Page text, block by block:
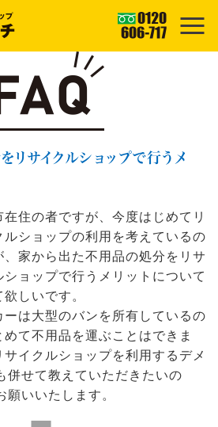
リサイクルショップで行うメ
在住の者ですが、今度はじめてリ
ルショップの利用を考えているの
、家から出た不用品の処分をリサ
ショップで行うメリットについて
しいです。
ーは大型のバンを所有しているの
めて不用品を運ぶことはできま
サイクルショップを利用するデメ
併せて教えていただきたいの
願いいたします。